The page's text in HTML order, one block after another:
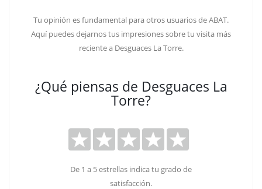
Tu opinión es fundamental para otros usuarios de ABAT.
Aquí puedes dejarnos tus impresiones sobre tu visita más
reciente a Desguaces La Torre.
¿Qué piensas de Desguaces La
Torre?
De 1 a 5 estrellas indica tu grado de
satisfacción.